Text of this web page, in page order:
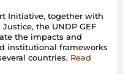
Initiative, together with
the UNDP GEF
the impacts and
institutional frameworks
countries. Read